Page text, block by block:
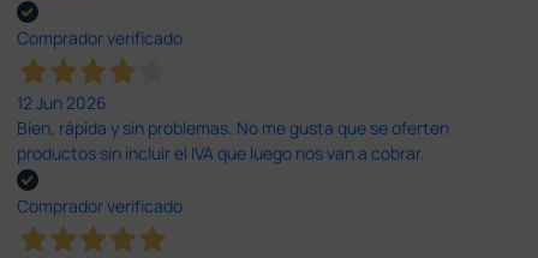
Comprador verificado
12 Jun 2026
Bien, rápida y sin problemas. No me gusta que se oferten
productos sin incluir el IVA que luego nos van a cobrar.
Comprador verificado